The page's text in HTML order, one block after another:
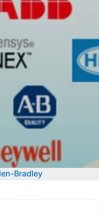
Bradley